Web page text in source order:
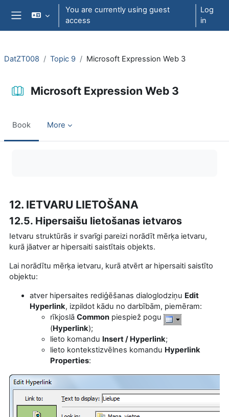
Skip to main content
You are currently using guest
access
Log
in
DatZT008 Topic 9 Microsoft Expression Web 3
Microsoft Expression Web 3
Book More
12. IETVARU LIETOŠANA
12.5. Hipersaišu lietošanas ietvaros
Ietvaru struktūrās ir svarīgi pareizi norādīt mērķa ietvaru,
kurā jāatver ar hipersaiti saistītais objekts.
Lai norādītu mērķa ietvaru, kurā atvērt ar hipersaiti saistīto
objektu:
atver hipersaites rediģēšanas dialoglodziņu Edit
Hyperlink, izpildot kādu no darbībām, piemēram:
rīkjoslā Common piespiež pogu
(Hyperlink);
lieto komandu Insert / Hyperlink;
lieto kontekstizvēlnes komandu Hyperlink
Properties: